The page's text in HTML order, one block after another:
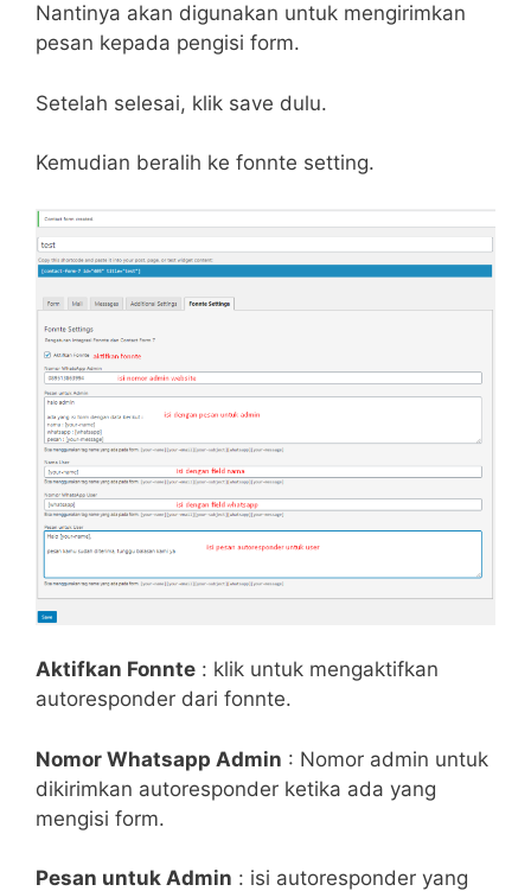
Nantinya akan digunakan untuk mengirimkan
pesan kepada pengisi form.
Setelah selesai, klik save dulu.
Kemudian beralih ke fonnte setting.
Aktifkan Fonnte : klik untuk mengaktifkan
autoresponder dari fonnte.
Nomor Whatsapp Admin : Nomor admin untuk
dikirimkan autoresponder ketika ada yang
mengisi form.
Pesan untuk Admin : isi autoresponder yang